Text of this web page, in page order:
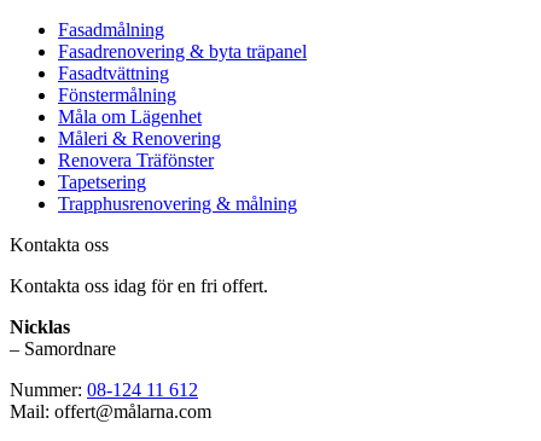
Fasadmålning
Fasadrenovering & byta träpanel
Fasadtvättning
Fönstermålning
Måla om Lägenhet
Måleri & Renovering
Renovera Träfönster
Tapetsering
Trapphusrenovering & målning
Kontakta oss
Kontakta oss idag för en fri offert.
Nicklas
– Samordnare
Nummer: 08-124 11 612
Mail: offert@målarna.com